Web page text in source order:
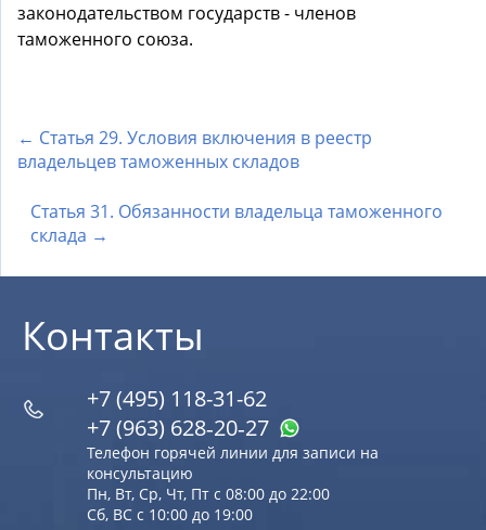
законодательством государств - членов
таможенного союза.
← Статья 29. Условия включения в реестр
владельцев таможенных складов
Статья 31. Обязанности владельца таможенного
склада →
Контакты
+7 (495) 118-31-62
+7 (963) 628‑20‑27
Телефон горячей линии для записи на
консультацию
Пн, Вт, Ср, Чт, Пт с 08:00 до 22:00
Сб, ВС с 10:00 до 19:00